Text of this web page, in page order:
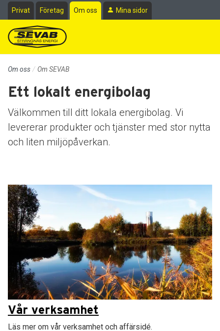
Till sidans huvudinnehåll
Privat Företag Om oss Mina sidor
Om oss Om SEVAB
Ett lokalt energibolag
Välkommen till ditt lokala energibolag. Vi
levererar produkter och tjänster med stor nytta
och liten miljöpåverkan.
Vår verksamhet
Läs mer om vår verksamhet och affärsidé.